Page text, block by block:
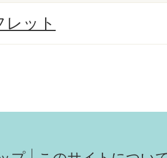
ット